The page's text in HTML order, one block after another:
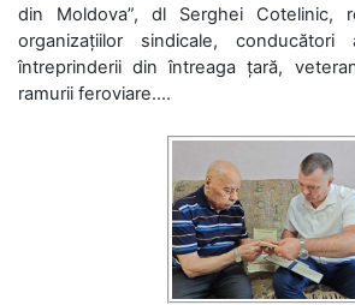
din Moldova”, dl Serghei Cotelinic,
organizațiilor sindicale, conducători
întreprinderii din întreaga țară,
ramurii feroviare....